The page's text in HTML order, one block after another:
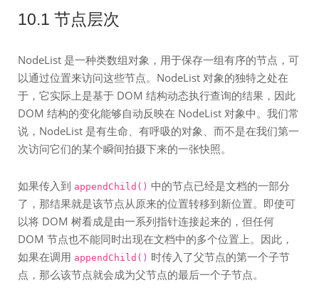
10.1 节点层次
NodeList 是一种类数组对象，用于保存一组有序的节点，可
以通过位置来访问这些节点。NodeList 对象的独特之处在
于，它实际上是基于 DOM 结构动态执行查询的结果，因此
DOM 结构的变化能够自动反映在 NodeList 对象中。我们常
说，NodeList 是有生命、有呼吸的对象、而不是在我们第一
次访问它们的某个瞬间拍摄下来的一张快照。
如果传入到 appendChild() 中的节点已经是文档的一部分
了，那结果就是该节点从原来的位置转移到新位置。即使可
以将 DOM 树看成是由一系列指针连接起来的，但任何
DOM 节点也不能同时出现在文档中的多个位置上。因此，
如果在调用 appendChild() 时传入了父节点的第一个子节
点，那么该节点就会成为父节点的最后一个子节点。